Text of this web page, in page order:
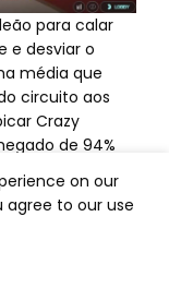
para calar
e desviar o
média que
circuito aos
Crazy
de 94%
tem uma
é briga
on our
agree to our use